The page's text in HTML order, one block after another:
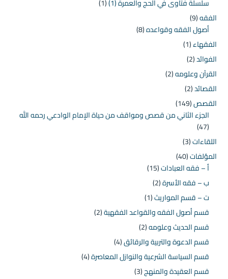
سلسلة فتاوى في الحج والعمرة (1)
(1)
الفقه(9)
أصول الفقه وقواعده(8)
الفقهاء(1)
الفوائد(2)
القرآن وعلومه(2)
القصائد(2)
القصص(149)
الجزء الثاني من قصص ومواقف من حياة الإمام الوادعي رحمه الله
(47)
اللقاءات(3)
المؤلفات(40)
أ – فقه العبادات(15)
ب – فقه الأسرة(2)
ت – قسم المواريث(1)
قسم أصول الفقه والقواعد الفقهية(2)
قسم الحديث وعلومه(2)
قسم الدعوة والتربية والرقائق(4)
قسم السياسة الشرعية والنوازل المعاصرة(4)
قسم العقيدة والمنهج(3)